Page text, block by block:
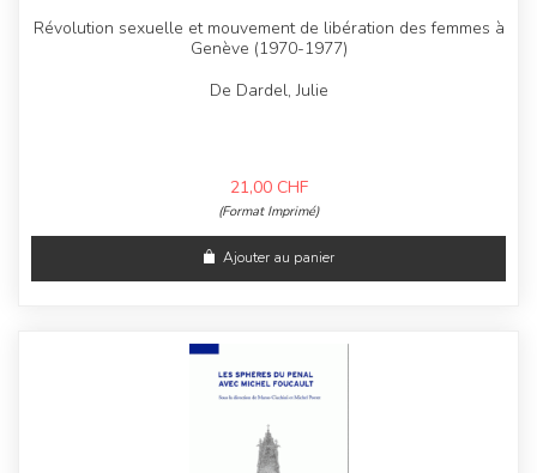
Révolution sexuelle et mouvement de libération des femmes à
Genève (1970-1977)
De Dardel, Julie
21,00 CHF
(Format Imprimé)
Ajouter au panier